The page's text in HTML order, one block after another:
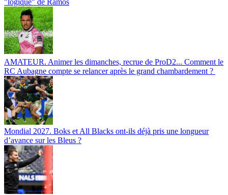
AMATEUR. Animer les dimanches, recrue de ProD2... Comment le
RC Aubagne compte se relancer après le grand chambardement ?
Mondial 2027. Boks et All Blacks ont-ils déjà pris une longueur
d’avance sur les Bleus ?